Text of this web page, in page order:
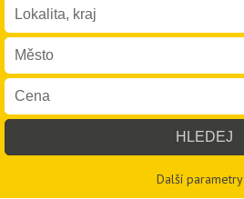
Další parametry